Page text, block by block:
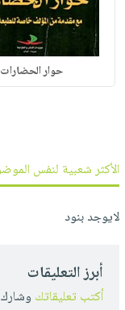
حوار الحضارات
الأكثر شعبية لنفس
لايوجد بنود
أبرز التعليقات
أكتب تعليقاتك وشارك